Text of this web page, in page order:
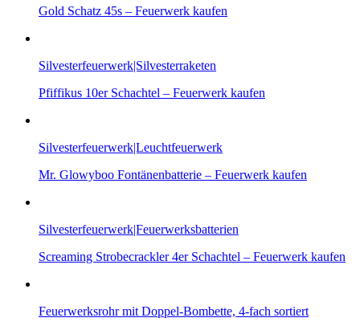
Gold Schatz 45s – Feuerwerk kaufen
Silvesterfeuerwerk|Silvesterraketen
Pfiffikus 10er Schachtel – Feuerwerk kaufen
Silvesterfeuerwerk|Leuchtfeuerwerk
Mr. Glowyboo Fontänenbatterie – Feuerwerk kaufen
Silvesterfeuerwerk|Feuerwerksbatterien
Screaming Strobecrackler 4er Schachtel – Feuerwerk kaufen
Feuerwerksrohr mit Doppel-Bombette, 4-fach sortiert